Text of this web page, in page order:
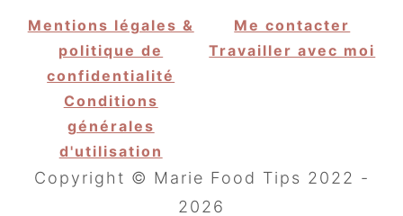
Mentions légales &
politique de
confidentialité
Conditions
générales
d'utilisation
Me contacter
Travailler avec moi
Copyright © Marie Food Tips 2022 -
2026